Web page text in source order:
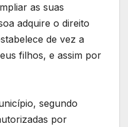
as suas
adquire o direito
de vez a
filhos, e assim por
segundo
por